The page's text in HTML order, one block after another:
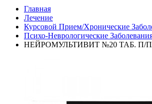
Главная
Лечение
Курсовой Прием/Хронические
Психо-Неврологические
НЕЙРОМУЛЬТИВИТ №20 ТАБ. П/